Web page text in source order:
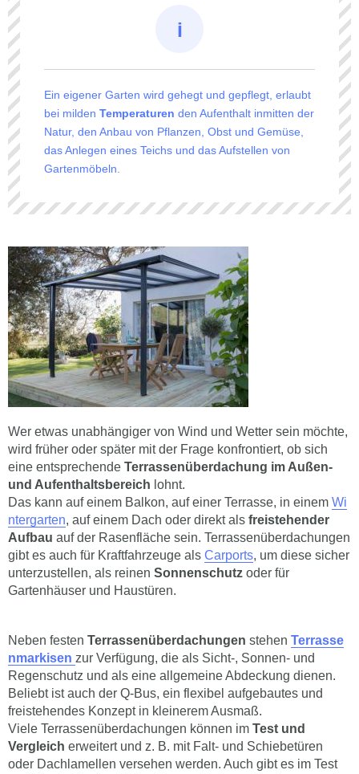
Ein eigener Garten wird gehegt und gepflegt, erlaubt
bei milden Temperaturen den Aufenthalt inmitten der
Natur, den Anbau von Pflanzen, Obst und Gemüse,
das Anlegen eines Teichs und das Aufstellen von
Gartenmöbeln.
Wer etwas unabhängiger von Wind und Wetter sein möchte,
wird früher oder später mit der Frage konfrontiert, ob sich
eine entsprechende Terrassenüberdachung im Außen-
und Aufenthaltsbereich lohnt.
Das kann auf einem Balkon, auf einer Terrasse, in einem Wi
ntergarten, auf einem Dach oder direkt als freistehender
Aufbau auf der Rasenfläche sein. Terrassenüberdachungen
gibt es auch für Kraftfahrzeuge als Carports, um diese sicher
unterzustellen, als reinen Sonnenschutz oder für
Gartenhäuser und Haustüren.
Neben festen Terrassenüberdachungen stehen Terrasse
nmarkisen zur Verfügung, die als Sicht-, Sonnen- und
Regenschutz und als eine allgemeine Abdeckung dienen.
Beliebt ist auch der Q-Bus, ein flexibel aufgebautes und
freistehendes Konzept in kleinerem Ausmaß.
Viele Terrassenüberdachungen können im Test und
Vergleich erweitert und z. B. mit Falt- und Schiebetüren
oder Dachlamellen versehen werden. Auch gibt es im Test